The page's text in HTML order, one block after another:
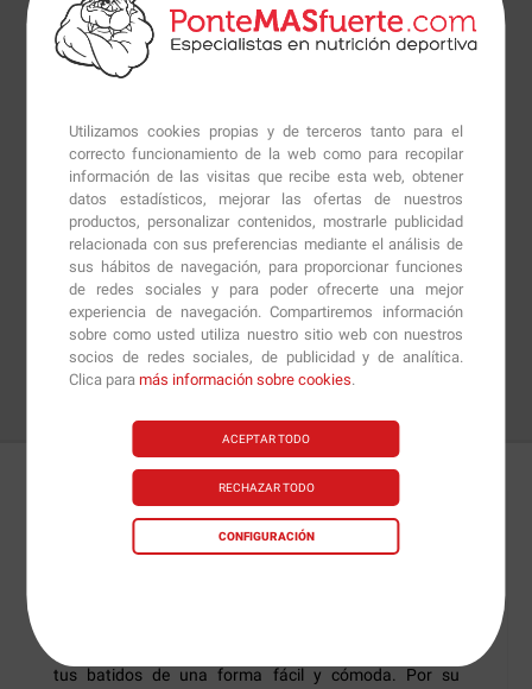
Utilizamos cookies propias y de terceros tanto para el
correcto funcionamiento de la web como para recopilar
información de las visitas que recibe esta web, obtener
datos estadísticos, mejorar las ofertas de nuestros
productos, personalizar contenidos, mostrarle publicidad
relacionada con sus preferencias mediante el análisis de
sus hábitos de navegación, para proporcionar funciones
de redes sociales y para poder ofrecerte una mejor
experiencia de navegación. Compartiremos información
sobre como usted utiliza nuestro sitio web con nuestros
socios de redes sociales, de publicidad y de analítica.
Clica paramás información sobre cookies.
ACEPTAR TODO
RECHAZAR TODO
CONFIGURACIÓN
Preguntas +Info
tus batidos de una forma fácil y cómoda. Por su